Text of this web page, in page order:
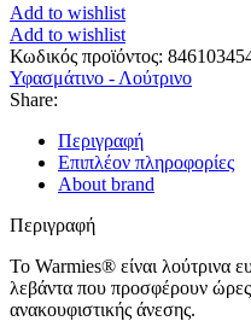
Add to wishlist
Add to wishlist
Κωδικός προϊόντος:
Υφασμάτινο - Λούτρινο
Share:
Περιγραφή
Επιπλέον πληροφορίες
About brand
Περιγραφή
Το Warmies® είναι λούτρινα
λεβάντα που προσφέρουν ώρες
ανακουφιστικής άνεσης.